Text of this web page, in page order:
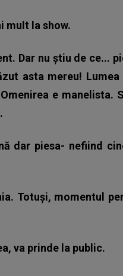
mult la show.
Dar nu știu de ce...
asta mereu!
e manelista.
dar piesa- nefiind
Totuși, momentul
va prinde la public.